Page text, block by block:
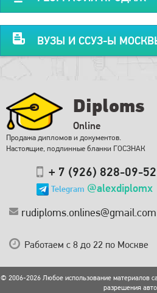
ВУЗЫ И ССУЗ-Ы
Diploms
Online
Продажа дипломов и документов.
Настоящие, подлинные бланки ГОСЗНАК
+ 7 (926) 828-09-52
Telegram @alexdiplomx
rudiploms.onlines@gmail.com
Работаем с 8 до 22 по Москве
© 2006-2026 Любое использование материалов
разрешения